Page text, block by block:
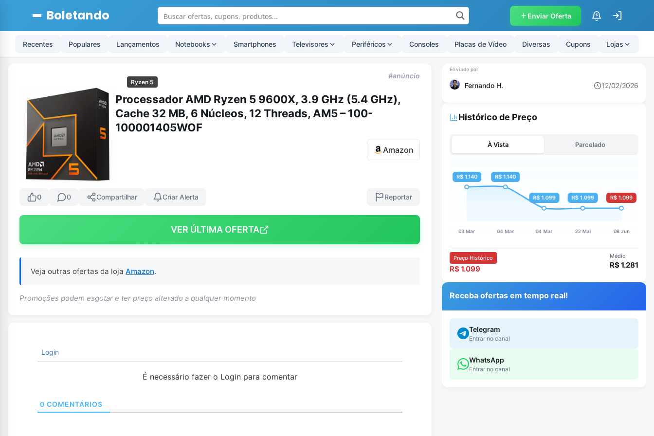
Boletando Enviar Oferta $
Recentes Populares Lançamentos Notebooks Smartphones Televisores Periféricos Consoles Placas de Vídeo Diversas Cupons Lojas
Ryzen 5
#anúncio
Processador AMD Ryzen 5 9600X, 3.9 GHz (5.4 GHz),
Cache 32 MB, 6 Núcleos, 12 Threads, AM5 – 100-
100001405WOF
Amazon
0 0 Compartilhar Criar Alerta Reportar
VER ÚLTIMA OFERTA
Veja outras ofertas da loja Amazon.
Promoções podem esgotar e ter preço alterado a qualquer momento
Login
É necessário fazer o Login para comentar
0 COMENTÁRIOS
Fernando H. 12/02/2026
Histórico de Preço
À Vista Parcelado
Preço Histórico
R$ 1.099
Médio
R$ 1.281
Receba ofertas em tempo real!
Telegram
Entrar no canal
WhatsApp
Entrar no canal